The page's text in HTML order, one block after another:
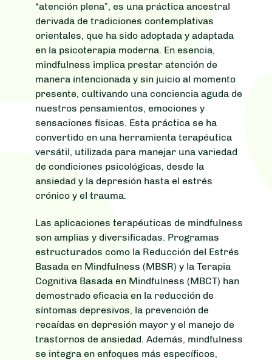
“atención plena”, es una práctica ancestral
derivada de tradiciones contemplativas
orientales, que ha sido adoptada y adaptada
en la psicoterapia moderna. En esencia,
mindfulness implica prestar atención de
manera intencionada y sin juicio al momento
presente, cultivando una conciencia aguda de
nuestros pensamientos, emociones y
sensaciones físicas. Esta práctica se ha
convertido en una herramienta terapéutica
versátil, utilizada para manejar una variedad
de condiciones psicológicas, desde la
ansiedad y la depresión hasta el estrés
crónico y el trauma.
Las aplicaciones terapéuticas de mindfulness
son amplias y diversificadas. Programas
estructurados como la Reducción del Estrés
Basada en Mindfulness (MBSR) y la Terapia
Cognitiva Basada en Mindfulness (MBCT) han
demostrado eficacia en la reducción de
síntomas depresivos, la prevención de
recaídas en depresión mayor y el manejo de
trastornos de ansiedad. Además, mindfulness
se integra en enfoques más específicos,